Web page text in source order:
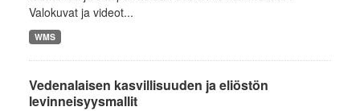
Valokuvat ja videot...
WMS
Vedenalaisen kasvillisuuden ja eliöstön
levinneisyysmallit